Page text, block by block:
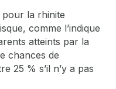
pour la rhinite
comme l’indique
atteints par la
chances de
25 % s’il n’y a pas